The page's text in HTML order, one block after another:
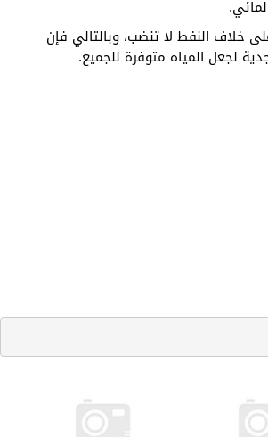
خلاف النفط لا تنضب، وبالتالي فإن
لجعل المياه متوفرة للجميع.